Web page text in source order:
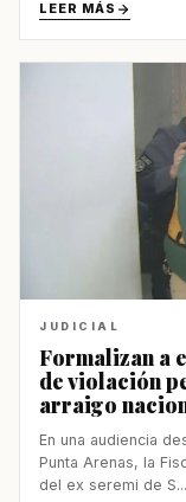
LEER MÁS
JUDICIAL
Formalizan a
de violación
arraigo
En una audiencia
Punta Arenas, la
del ex seremi de S...